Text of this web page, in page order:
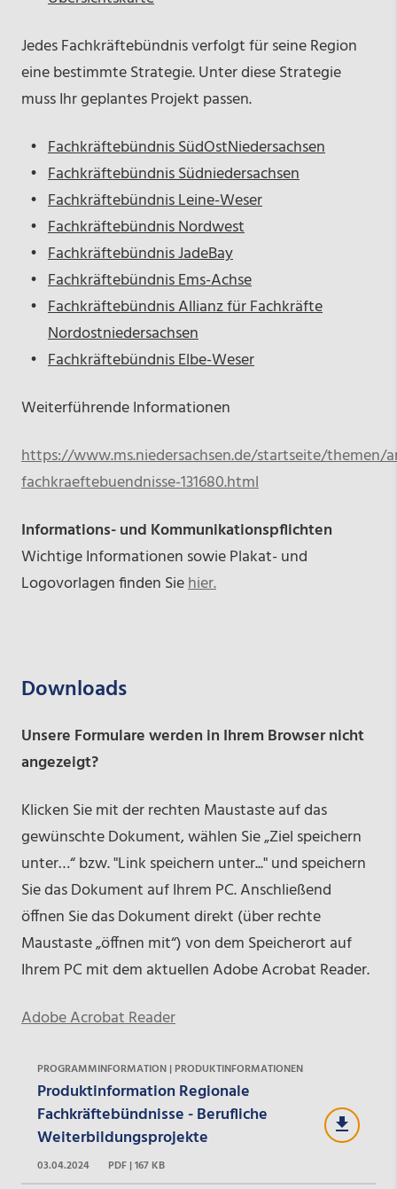
Jedes Fachkräftebündnis verfolgt für seine Region
eine bestimmte Strategie. Unter diese Strategie
muss Ihr geplantes Projekt passen.
Fachkräftebündnis SüdOstNiedersachsen
Fachkräftebündnis Südniedersachsen
Fachkräftebündnis Leine-Weser
Fachkräftebündnis Nordwest
Fachkräftebündnis JadeBay
Fachkräftebündnis Ems-Achse
Fachkräftebündnis Allianz für Fachkräfte
Nordostniedersachsen
Fachkräftebündnis Elbe-Weser
Weiterführende Informationen
https://www.ms.niedersachsen.de/startseite/
fachkraeftebuendnisse-131680.html
Informations- und Kommunikationspflichten
Wichtige Informationen sowie Plakat- und
Logovorlagen finden Siehier.
Downloads
Unsere Formulare werden in Ihrem Browser nicht
angezeigt?
Klicken Sie mit der rechten Maustaste auf das
gewünschte Dokument, wählen Sie „Ziel speichern
unter…“ bzw. "Link speichern unter..." und speichern
Sie das Dokument auf Ihrem PC. Anschließend
öffnen Sie das Dokument direkt (über rechte
Maustaste „öffnen mit“) von dem Speicherort auf
Ihrem PC mit dem aktuellen Adobe Acrobat Reader.
Adobe Acrobat Reader
PROGRAMMINFORMATION | PRODUKTINFORMATIONEN
Produktinformation Regionale
Fachkräftebündnisse - Berufliche
Weiterbildungsprojekte
03.04.2024 PDF | 167 KB